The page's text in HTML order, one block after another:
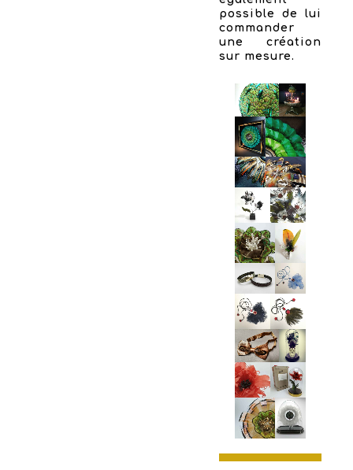
possible de lui
commander
une création
sur mesure.